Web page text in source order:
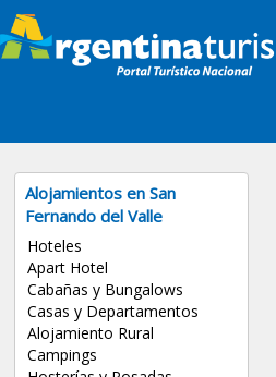
Alojamientos en San
Fernando del Valle
Hoteles
Apart Hotel
Cabañas y Bungalows
Casas y Departamentos
Alojamiento Rural
Campings